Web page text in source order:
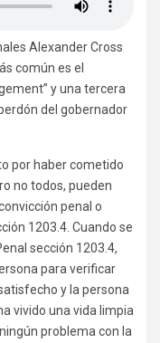
Alexander Cross
común es el
y una tercera
del gobernador
por haber cometido
no todos, pueden
penal o
1203.4. Cuando se
sección 1203.4,
para verificar
y la persona
vivido una vida limpia
problema con la